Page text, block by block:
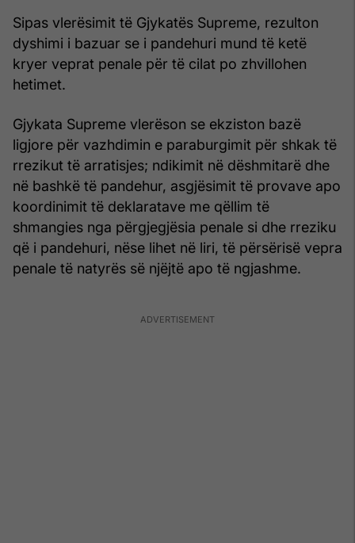
Sipas vlerësimit të Gjykatës Supreme, rezulton
dyshimi i bazuar se i pandehuri mund të ketë
kryer veprat penale për të cilat po zhvillohen
hetimet.
Gjykata Supreme vlerëson se ekziston bazë
ligjore për vazhdimin e paraburgimit për shkak të
rrezikut të arratisjes; ndikimit në dëshmitarë dhe
në bashkë të pandehur, asgjësimit të provave apo
koordinimit të deklaratave me qëllim të
shmangies nga përgjegjësia penale si dhe rreziku
që i pandehuri, nëse lihet në liri, të përsërisë vepra
penale të natyrës së njëjtë apo të ngjashme.